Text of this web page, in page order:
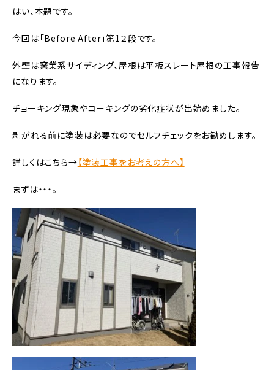
はい、本題です。
今回は「Before After」第1２段です。
外壁は窯業系サイディング、屋根は平板スレート屋根の工事報告
になります。
チョーキング現象やコーキングの劣化症状が出始めました。
剥がれる前に塗装は必要なのでセルフチェックをお勧めします。
詳しくはこちら→【塗装工事をお考えの方へ】
まずは・・・。